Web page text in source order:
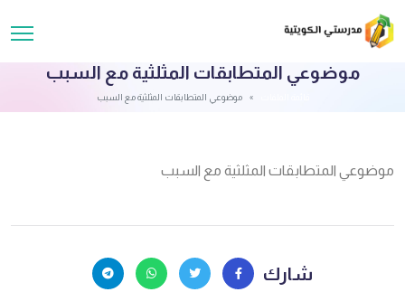
موضوعي المتطابقات المثلثية مع السبب
موضوعي المتطابقات المثلثية مع السبب
موضوعي المتطابقات المثلثية مع السبب
شارك